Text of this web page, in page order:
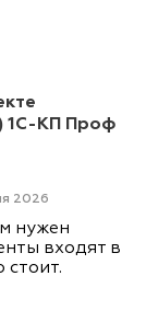
1С-КП Проф
2026
нужен
входят в
стоит.